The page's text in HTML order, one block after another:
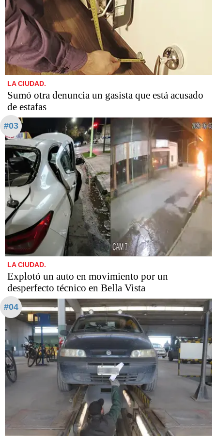
LA CIUDAD.
Sumó otra denuncia un gasista que está acusado
de estafas​​​​​
#03
LA CIUDAD.
Explotó un auto en movimiento por un
desperfecto técnico en Bella Vista
#04